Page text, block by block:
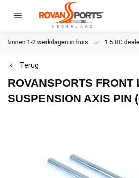
Binnen 1-2 werkdagen in huis 1:5 RC
Terug
ROVANSPORTS FRONT
SUSPENSION AXIS PIN